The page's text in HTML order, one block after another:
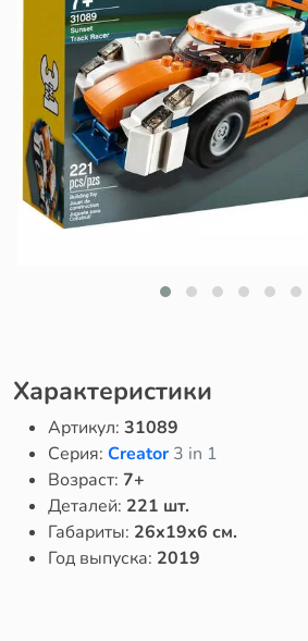
Характеристики
Артикул: 31089
Серия: Creator3 in 1
Возраст: 7+
Деталей: 221 шт.
Габариты: 26x19x6 см.
Год выпуска: 2019